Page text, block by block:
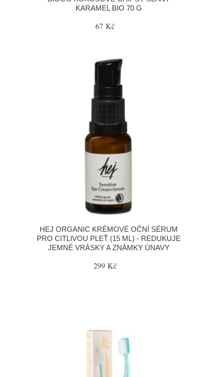
KARAMEL BIO 70 G
67 Kč
HEJ ORGANIC KRÉMOVÉ OČNÍ SÉRUM
PRO CITLIVOU PLEŤ (15 ML) - REDUKUJE
JEMNÉ VRÁSKY A ZNÁMKY ÚNAVY
299 Kč